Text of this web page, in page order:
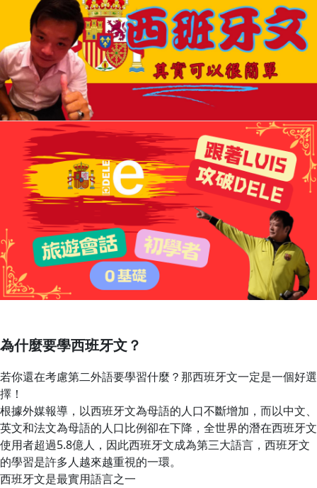
為什麼要學西班牙文？
若你還在考慮第二外語要學習什麼？那西班牙文一定是一個好選
擇！
根據外媒報導，以西班牙文為母語的人口不斷增加，而以中文、
英文和法文為母語的人口比例卻在下降，全世界的潛在西班牙文
使用者超過5.8億人，因此西班牙文成為第三大語言，西班牙文
的學習是許多人越來越重視的一環。
西班牙文是最實用語言之一